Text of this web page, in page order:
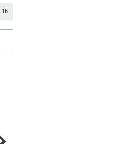
16